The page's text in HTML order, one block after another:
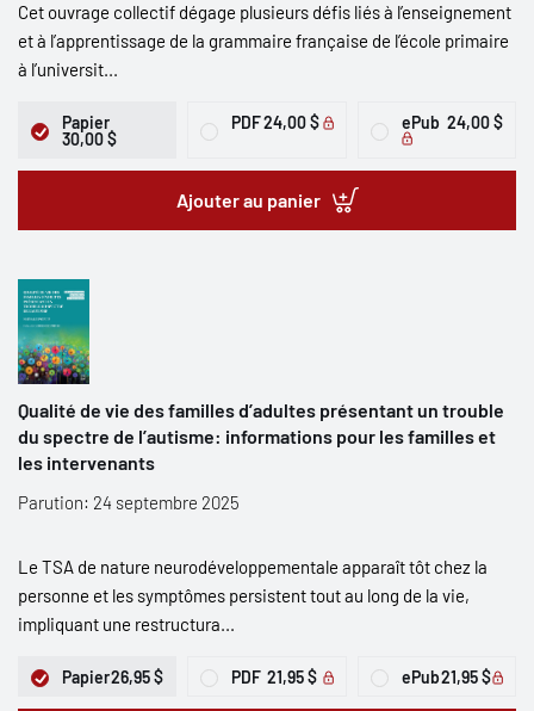
Cet ouvrage collectif dégage plusieurs défis liés à l’enseignement
et à l’apprentissage de la grammaire française de l’école primaire
à l’universit...
Papier
30,00 $
PDF24,00 $ ePub 24,00 $
Ajouter au panier
Qualité de vie des familles d’adultes présentant un trouble
du spectre de l’autisme: informations pour les familles et
les intervenants
Parution: 24 septembre 2025
Le TSA de nature neurodéveloppementale apparaît tôt chez la
personne et les symptômes persistent tout au long de la vie,
impliquant une restructura...
Papier26,95 $ PDF 21,95 $ ePub21,95 $